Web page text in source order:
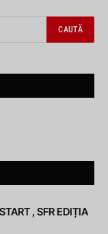
, SFR EDIȚIA